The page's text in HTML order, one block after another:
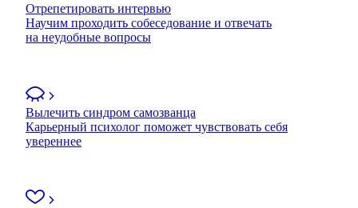
Отрепетировать интервью
Научим проходить собеседование и отвечать
на неудобные вопросы
Вылечить синдром самозванца
Карьерный психолог поможет чувствовать себя
увереннее